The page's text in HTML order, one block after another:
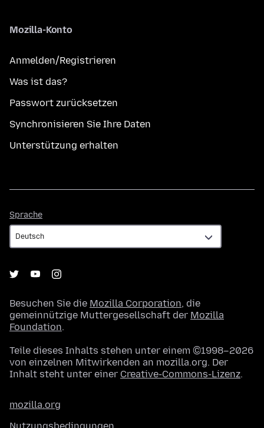
Mozilla-Konto
Anmelden/Registrieren
Was ist das?
Passwort zurücksetzen
Synchronisieren Sie Ihre Daten
Unterstützung erhalten
Sprache
Besuchen Sie die Mozilla Corporation, die
gemeinnützige Muttergesellschaft der Mozilla
Foundation.
Teile dieses Inhalts stehen unter einem ©1998–2026
von einzelnen Mitwirkenden an mozilla.org. Der
Inhalt steht unter einer Creative-Commons-Lizenz.
mozilla.org